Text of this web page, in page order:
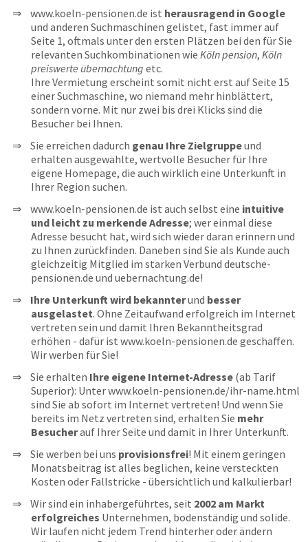
www.koeln-pensionen.de ist herausragend in Google
und anderen Suchmaschinen gelistet, fast immer auf
Seite 1, oftmals unter den ersten Plätzen bei den für Sie
relevanten Suchkombinationen wie Köln pension, Köln
preiswerte übernachtung etc.
Ihre Vermietung erscheint somit nicht erst auf Seite 15
einer Suchmaschine, wo niemand mehr hinblättert,
sondern vorne. Mit nur zwei bis drei Klicks sind die
Besucher bei Ihnen.
Sie erreichen dadurch genau Ihre Zielgruppeund
erhalten ausgewählte, wertvolle Besucher für Ihre
eigene Homepage, die auch wirklich eine Unterkunft in
Ihrer Region suchen.
www.koeln-pensionen.de ist auch selbst eine intuitive
und leicht zu merkende Adresse; wer einmal diese
Adresse besucht hat, wird sich wieder daran erinnern und
zu Ihnen zurückfinden. Daneben sind Sie als Kunde auch
gleichzeitig Mitglied im starken Verbund deutsche-
pensionen.de und uebernachtung.de!
Ihre Unterkunft wird bekannterund besser
ausgelastet. Ohne Zeitaufwand erfolgreich im Internet
vertreten sein und damit Ihren Bekanntheitsgrad
erhöhen - dafür ist www.koeln-pensionen.de geschaffen.
Wir werben für Sie!
Sie erhalten Ihre eigene Internet-Adresse (ab Tarif
Superior): Unter www.koeln-pensionen.de/ihr-name.html
sind Sie ab sofort im Internet vertreten! Und wenn Sie
bereits im Netz vertreten sind, erhalten Sie mehr
Besucherauf Ihrer Seite und damit in Ihrer Unterkunft.
Sie werben bei uns provisionsfrei! Mit einem geringen
Monatsbeitrag ist alles beglichen, keine versteckten
Kosten oder Fallstricke - übersichtlich und kalkulierbar!
Wir sind ein inhabergeführtes, seit 2002 am Markt
erfolgreiches Unternehmen, bodenständig und solide.
Wir laufen nicht jedem Trend hinterher oder ändern